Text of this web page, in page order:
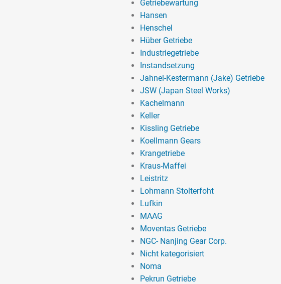
Getriebewartung
Hansen
Henschel
Hüber Getriebe
Industriegetriebe
Instandsetzung
Jahnel-Kestermann (Jake) Getriebe
JSW (Japan Steel Works)
Kachelmann
Keller
Kissling Getriebe
Koellmann Gears
Krangetriebe
Kraus-Maffei
Leistritz
Lohmann Stolterfoht
Lufkin
MAAG
Moventas Getriebe
NGC- Nanjing Gear Corp.
Nicht kategorisiert
Noma
Pekrun Getriebe